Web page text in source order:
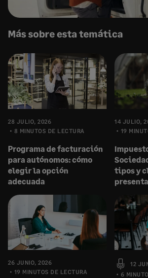
Más sobre esta temática
28 JULIO, 2026
8 MINUTOS DE LECTURA
Programa de facturación
para autónomos: cómo
elegir la opción
adecuada
14 JULIO,
19
tipos y
26 JUNIO, 2026
19 MINUTOS DE LECTURA
12
6